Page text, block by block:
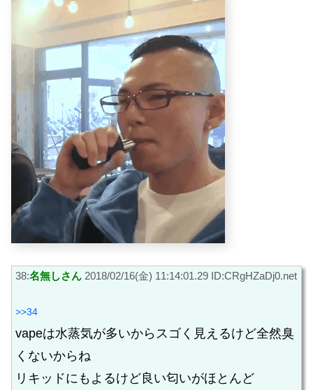
38:名無しさん 2018/02/16(金) 11:14:01.29 ID:CRgHZaDj0.net
>>34
vapeは水蒸気が多いからスゴく見えるけど全然臭
くないからね
リキッドにもよるけど良い匂いがほとんど